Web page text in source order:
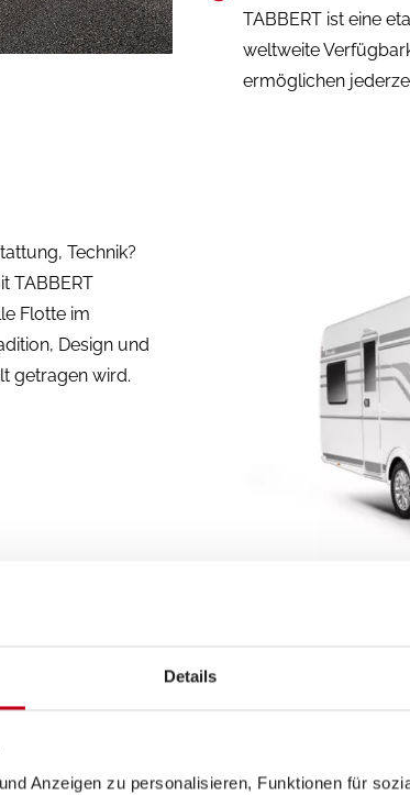
Details
Anzeigen zu personalisieren, Funktionen für
TABBERT ist eine
weltweite
ermöglichen
Technik?
TABBERT
Flotte im
Design und
getragen wird.